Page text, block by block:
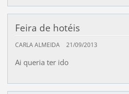
Feira de hotéis
CARLA ALMEIDA 21/09/2013
Ai queria ter ido